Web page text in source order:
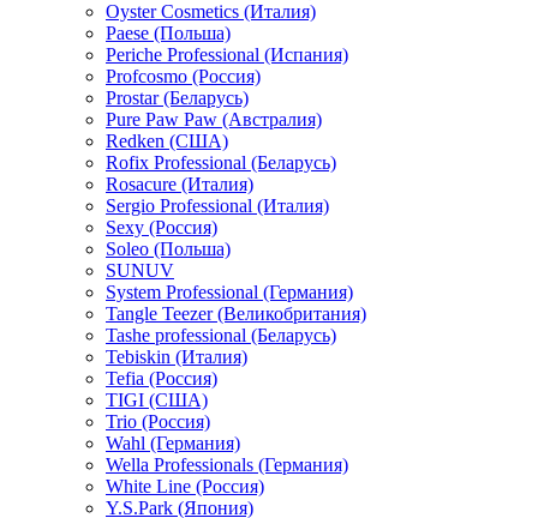
Oyster Cosmetics (Италия)
Paese (Польша)
Periche Professional (Испания)
Profcosmo (Россия)
Prostar (Беларусь)
Pure Paw Paw (Австралия)
Redken (США)
Rofix Professional (Беларусь)
Rosacure (Италия)
Sergio Professional (Италия)
Sexy (Россия)
Soleo (Польша)
SUNUV
System Professional (Германия)
Tangle Teezer (Великобритания)
Tashe professional (Беларусь)
Tebiskin (Италия)
Tefia (Россия)
TIGI (США)
Trio (Россия)
Wahl (Германия)
Wella Professionals (Германия)
White Line (Россия)
Y.S.Park (Япония)